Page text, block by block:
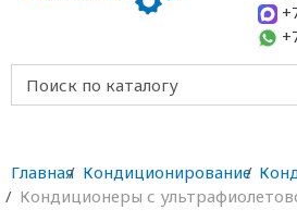
Главная Кондиционирование
Кондиционеры с